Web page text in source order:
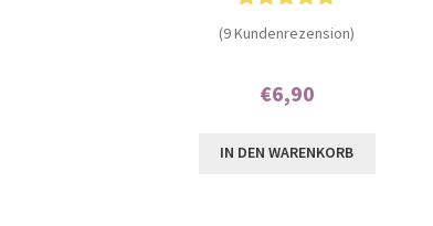
Kundenbewer
(9 Kundenrezension)
€6,90
IN DEN WARENKORB